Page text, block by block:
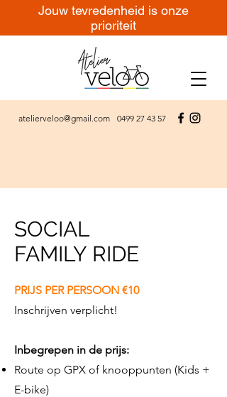
atelierveloo@gmail.com 0499 27 43 57
Jouw tevredenheid is onze
prioriteit
SOCIAL
FAMILY RIDE
PRIJS PER PERSOON €10
Inschrijven verplicht!
Inbegrepen in de prijs:
Route op GPX of knooppunten (Kids +
E-bike)